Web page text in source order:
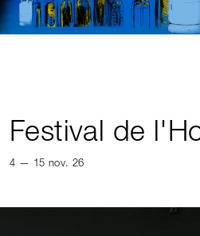
Festival de
4 — 15 nov. 26